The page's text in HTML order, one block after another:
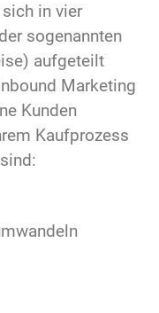
in vier
sogenannten
aufgeteilt
Marketing
Kunden
Kaufprozess